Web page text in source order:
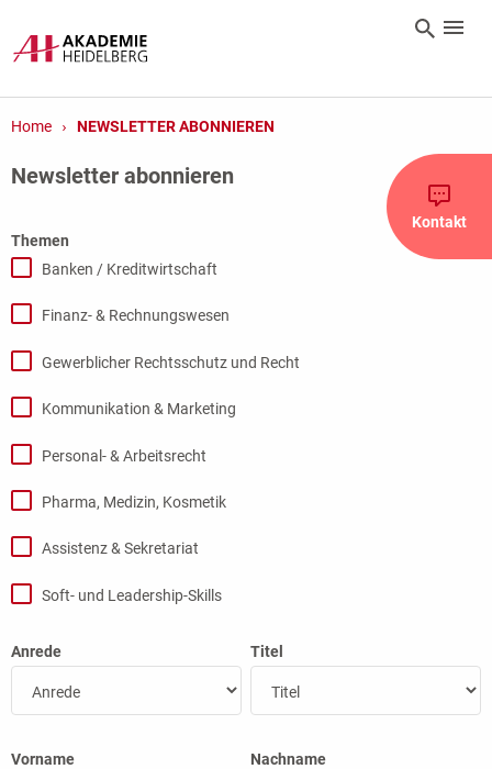
Kontakt
Home NEWSLETTER ABONNIEREN
Newsletter abonnieren
Themen
Banken / Kreditwirtschaft
Finanz- & Rechnungswesen
Gewerblicher Rechtsschutz und Recht
Kommunikation & Marketing
Personal- & Arbeitsrecht
Pharma, Medizin, Kosmetik
Assistenz & Sekretariat
Soft- und Leadership-Skills
Anrede Titel
Vorname Nachname